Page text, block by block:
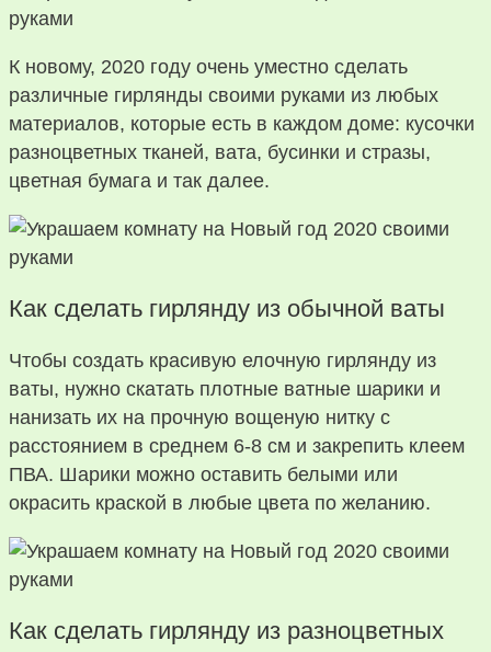
К новому, 2020 году очень уместно сделать
различные гирлянды своими руками из любых
материалов, которые есть в каждом доме: кусочки
разноцветных тканей, вата, бусинки и стразы,
цветная бумага и так далее.
Как сделать гирлянду из обычной ваты
Чтобы создать красивую елочную гирлянду из
ваты, нужно скатать плотные ватные шарики и
нанизать их на прочную вощеную нитку с
расстоянием в среднем 6-8 см и закрепить клеем
ПВА. Шарики можно оставить белыми или
окрасить краской в любые цвета по желанию.
Как сделать гирлянду из разноцветных